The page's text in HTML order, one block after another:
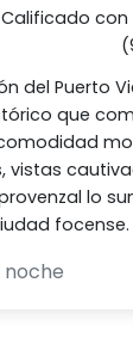
Calificado con
del Puerto
que
vistas
lo
focense.